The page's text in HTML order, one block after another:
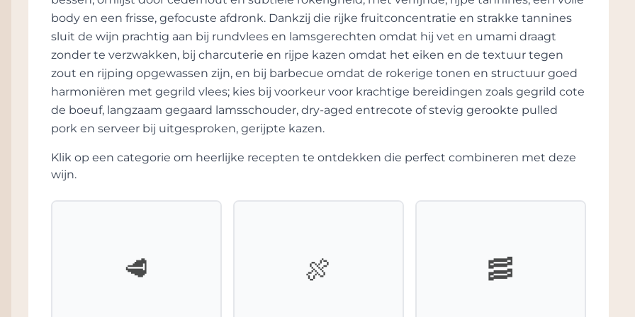
De neus opent eerst wat ingetogen, maar wint duidelijk aan diepte met lucht. Rijpe
zwarte kersen, cassis en donker bosfruit worden aangevuld door viooltjes, gedroogde
bloemen en subtiele florale nuances die in deze jaargang opvallend aanwezig zijn.
Daarachter verschijnen tonen van grafiet, cederhout, fijne kruiden, cacao,
sinaasappelzeste en een lichte truffeltoets.
Wat deze 2025 bijzonder maakt, is de spanning tussen romigheid en precisie. De Merlot
geeft een ronde, bijna fluweelachtige textuur, terwijl Cabernet Franc en Cabernet
Sauvignon zorgen voor lengte, frisheid en richting. De tannines zijn compact, verfijnd en
poederachtig van textuur. Ondanks de lage opbrengsten en concentratie voelt de wijn
nooit zwaar aan. Er zit veel energie in het middenpalet, ondersteund door een
lagen zien, met nuances van zwarte olijf, kruiden, mokka en licht geroosterde
body en een frisse, gefocuste afdronk. Dankzij die rijke fruitconcentratie en strakke tannines
sluit de wijn prachtig aan bij rundvlees en lamsgerechten omdat hij vet en umami draagt
zonder te verzwakken, bij charcuterie en rijpe kazen omdat het eiken en de textuur tegen
zout en rijping opgewassen zijn, en bij barbecue omdat de rokerige tonen en structuur goed
harmoniëren met gegrild vlees; kies bij voorkeur voor krachtige bereidingen zoals gegrild cote
de boeuf, langzaam gegaard lamsschouder, dry-aged entrecote of stevig gerookte pulled
pork en serveer bij uitgesproken, gerijpte kazen.
Klik op een categorie om heerlijke recepten te ontdekken die perfect combineren met deze
wijn.
🥩 🍖 🥓